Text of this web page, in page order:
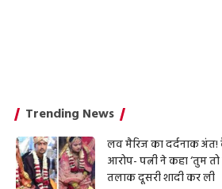
Trending News
लव मैरिज का दर्दनाक
आरोप- पत्नी ने कहा ‘तुम
तलाक दूसरी शादी कर ली